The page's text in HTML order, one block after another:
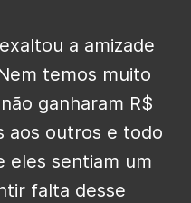
a amizade
temos muito
ganharam R$
aos outros e todo
eles sentiam um
falta desse